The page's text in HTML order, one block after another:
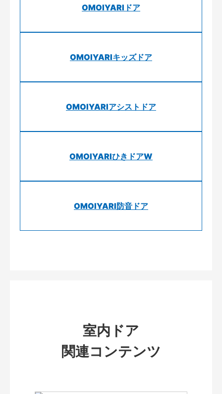
OMOIYARIドア
OMOIYARIキッズドア
OMOIYARIアシストドア
OMOIYARIひきドアW
OMOIYARI防音ドア
室内ドア
関連コンテンツ